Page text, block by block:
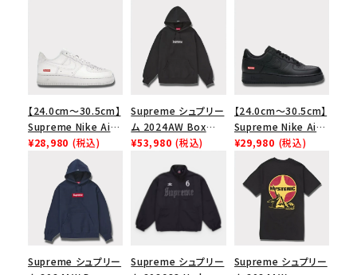
【24.0cm～30.5cm】
Supreme Nike Air
Force 1 Low シュプ
リーム ナイキエアフォ
ース１スニーカー シ
ューズ ホワイト
¥28,980 (税込)
Supreme シュプリー
ム 2024AW Box
Logo Hooded
スロゴフードパーカー
ブラック 黒
¥53,980 (税込)
【24.0cm～30.5cm】
Supreme Nike Air
Force 1 Low シュプ
リーム ナイキエアフォ
ース１スニーカー シ
ューズ ブラック
¥29,980 (税込)
Supreme シュプリー
Supreme シュプリー
Supreme シュプリー